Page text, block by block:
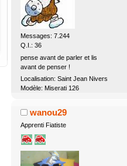
Messages: 7.244
Q.I.: 36
pense avant de parler et lis
avant de penser !
Localisation: Saint Jean Nivers
Modèle: Miserati 126
wanou29
Apprenti Fiatiste